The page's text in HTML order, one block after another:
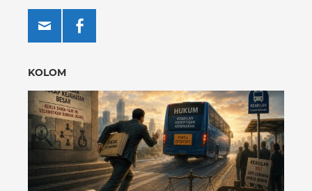
KOLOM